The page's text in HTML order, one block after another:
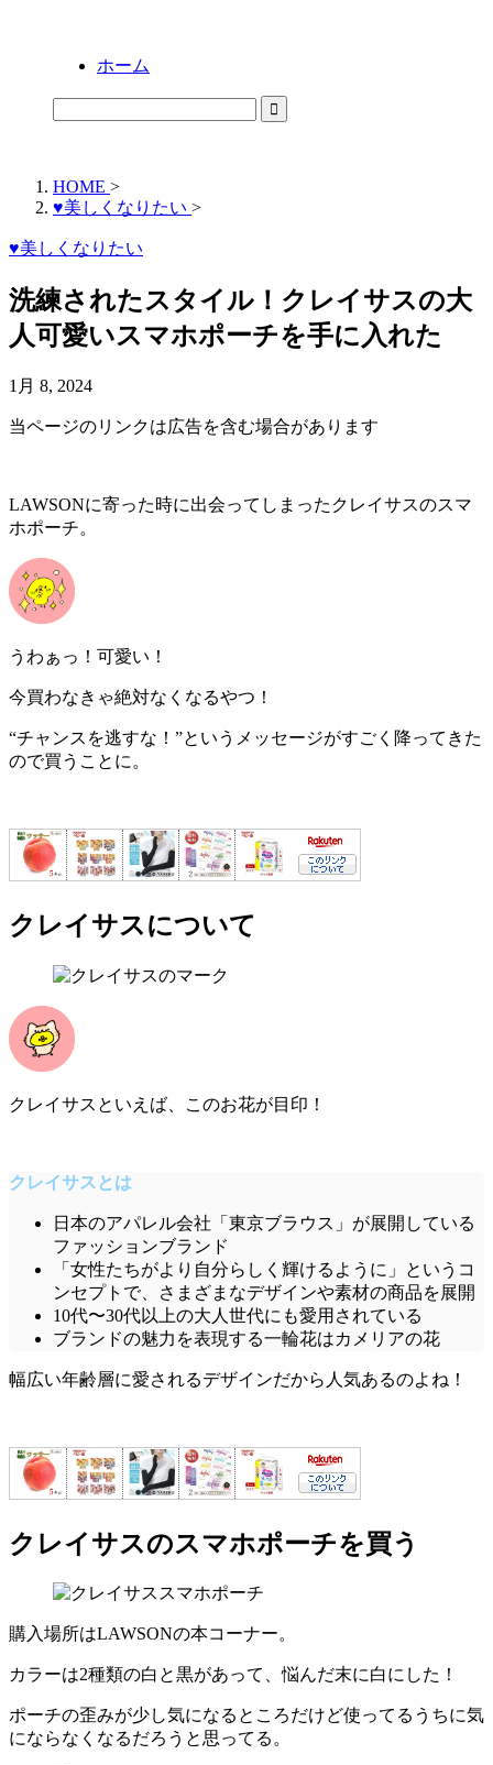
ホーム
HOME >
♥美しくなりたい >
♥美しくなりたい
洗練されたスタイル！クレイサスの大
人可愛いスマホポーチを手に入れた
1月 8, 2024
当ページのリンクは広告を含む場合があります
LAWSONに寄った時に出会ってしまったクレイサスのスマ
ホポーチ。
うわぁっ！可愛い！
今買わなきゃ絶対なくなるやつ！
“チャンスを逃すな！”というメッセージがすごく降ってきた
ので買うことに。
クレイサスについて
クレイサスといえば、このお花が目印！
クレイサスとは
日本のアパレル会社「東京ブラウス」が展開している
ファッションブランド
「女性たちがより自分らしく輝けるように」というコ
ンセプトで、さまざまなデザインや素材の商品を展開
10代〜30代以上の大人世代にも愛用されている
ブランドの魅力を表現する一輪花はカメリアの花
幅広い年齢層に愛されるデザインだから人気あるのよね！
クレイサスのスマホポーチを買う
購入場所はLAWSONの本コーナー。
カラーは2種類の白と黒があって、悩んだ末に白にした！
ポーチの歪みが少し気になるところだけど使ってるうちに気
にならなくなるだろうと思ってる。